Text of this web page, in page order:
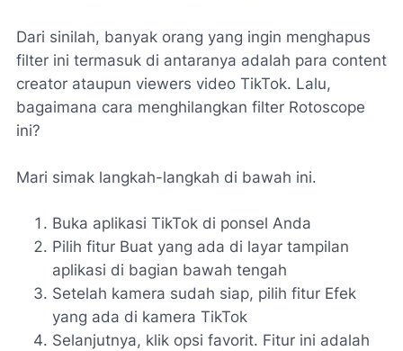
Dari sinilah, banyak orang yang ingin menghapus
filter ini termasuk di antaranya adalah para content
creator ataupun viewers video TikTok. Lalu,
bagaimana cara menghilangkan filter Rotoscope
ini?
Mari simak langkah-langkah di bawah ini.
Buka aplikasi TikTok di ponsel Anda
Pilih fitur Buat yang ada di layar tampilan
aplikasi di bagian bawah tengah
Setelah kamera sudah siap, pilih fitur Efek
yang ada di kamera TikTok
Selanjutnya, klik opsi favorit. Fitur ini adalah